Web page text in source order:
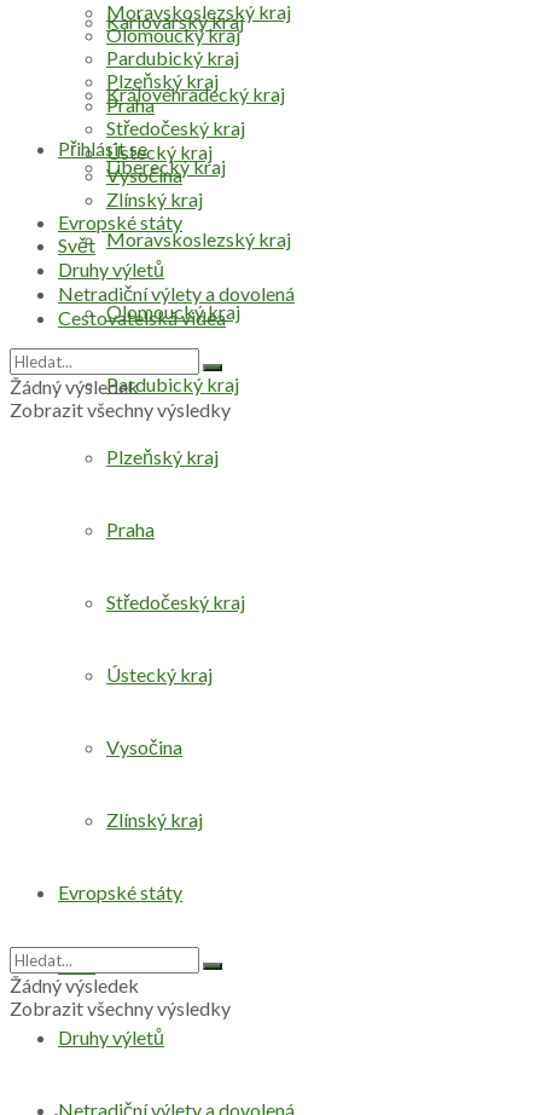
Přihlásit se
Karlovarský kraj
Královéhradecký kraj
Liberecký kraj
Moravskoslezský kraj
Olomoucký kraj
Pardubický kraj
Plzeňský kraj
Praha
Středočeský kraj
Ústecký kraj
Vysočina
Zlínský kraj
Evropské státy
Svět
Druhy výletů
Netradiční výlety a dovolená
Moravskoslezský kraj
Olomoucký kraj
Pardubický kraj
Plzeňský kraj
Praha
Středočeský kraj
Ústecký kraj
Vysočina
Zlínský kraj
Evropské státy
Svět
Druhy výletů
Netradiční výlety a dovolená
Cestovatelská videa
Žádný výsledek
Zobrazit všechny výsledky
Žádný výsledek
Zobrazit všechny výsledky